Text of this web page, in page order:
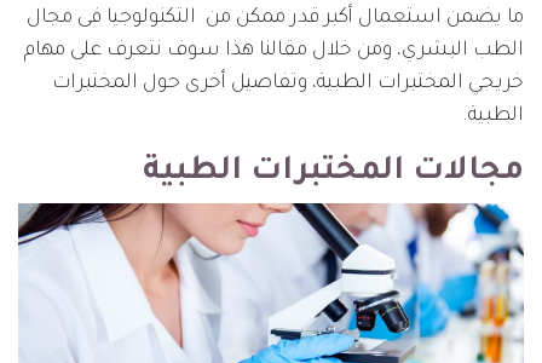
ما يضمن استعمال أكبر قدر ممكن من التكنولوجيا فى مجال
الطب البشري، ومن خلال مقالنا هذا سوف نتعرف على مهام
خريجي المختبرات الطبية، وتفاصيل أخرى حول المختبرات
الطبية.
مجالات المختبرات الطبية